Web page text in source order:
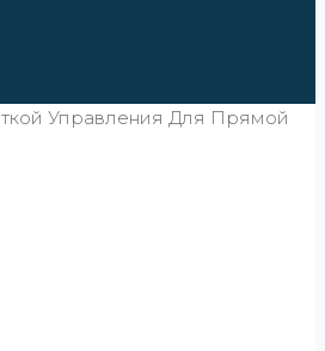
Управления Для Прямой